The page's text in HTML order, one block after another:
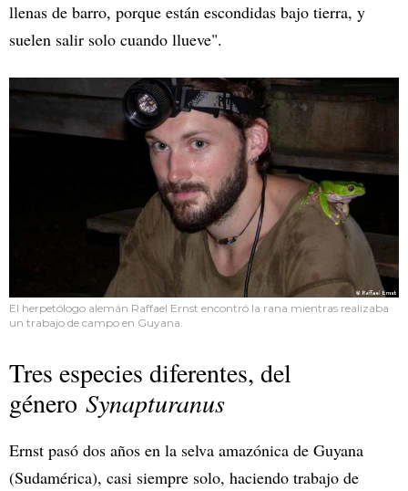
llenas de barro, porque están escondidas bajo tierra, y
suelen salir solo cuando llueve".
El herpetólogo alemán Raffael Ernst encontró la rana mientras realizaba
un trabajo de campo en Guyana.
Tres especies diferentes, del
género Synapturanus
Ernst pasó dos años en la selva amazónica de Guyana
(Sudamérica), casi siempre solo, haciendo trabajo de